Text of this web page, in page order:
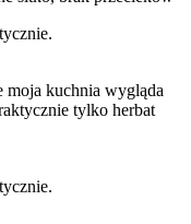
moja kuchnia wygląda
tylko herbat